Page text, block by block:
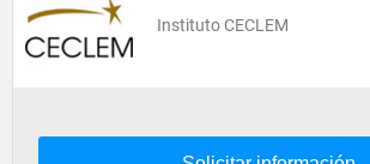
Instituto CECLEM